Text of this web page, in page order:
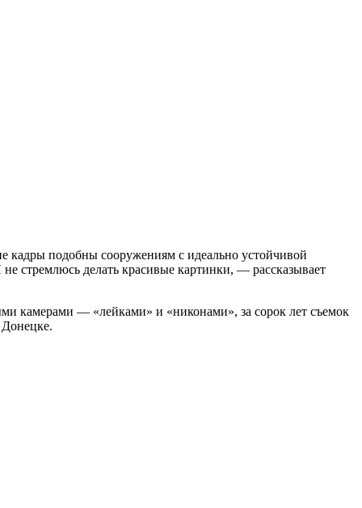
кадры подобны сооружениям с идеально устойчивой
стремлюсь делать красивые картинки, — рассказывает
камерами — «лейками» и «никонами», за сорок лет съемок